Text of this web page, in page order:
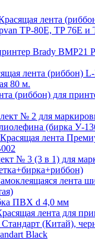
лента
TP-80E, TP 76E и
Brady BMP21
лента (риббон)
80 м.
(риббон) для
№ 2 для
(бирка У-
лента
№ 3 (3 в 1) для
лента
ПВХ d 4,0 мм
лента для
(Китай),
Black